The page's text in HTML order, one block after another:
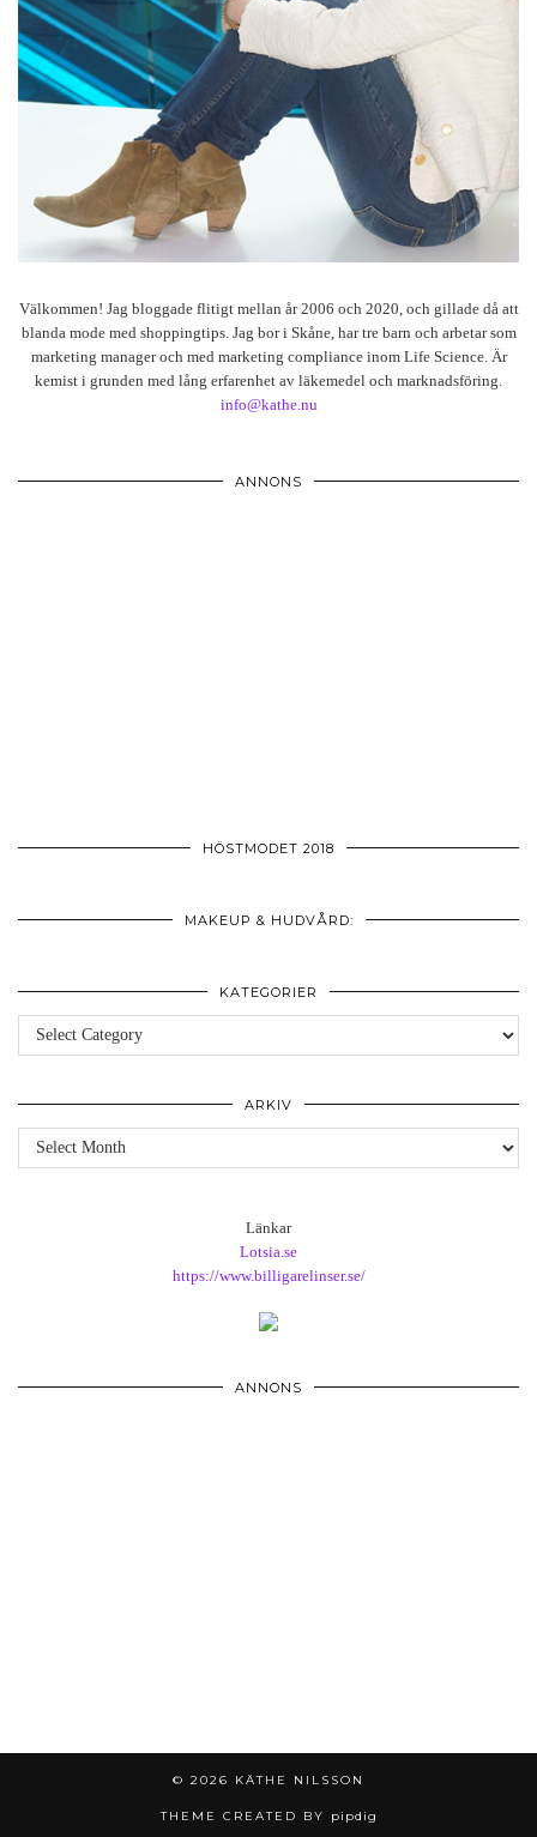
Välkommen! Jag bloggade flitigt mellan år 2006 och 2020, och gillade då att
blanda mode med shoppingtips. Jag bor i Skåne, har tre barn och arbetar som
marketing manager och med marketing compliance inom Life Science. Är
kemist i grunden med lång erfarenhet av läkemedel och marknadsföring.
info@kathe.nu
ANNONS
HÖSTMODET 2018
MAKEUP & HUDVÅRD:
KATEGORIER
Kategorier
ARKIV
Arkiv
Länkar
Lotsia.se
https://www.billigarelinser.se/
ANNONS
© 2026 KÄTHE NILSSON
THEME CREATED BY pipdig